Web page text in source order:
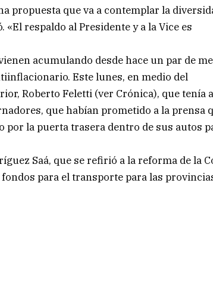
propuesta que va a contemplar la
respaldo al Presidente y a la Vice es
acumulando desde hace un par de
Este lunes, en medio del
Roberto Feletti (ver Crónica), que tenía a
que habían prometido a la prensa
por la puerta trasera dentro de sus autos
Saá, que se refirió a la reforma de la
para el transporte para las